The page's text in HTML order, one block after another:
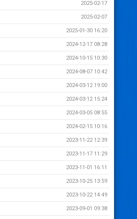
2025-02-17
2025-02-07
2025-01-30 16:20
2024-12-17 08:28
2024-10-15 10:30
2024-08-07 10:42
2024-03-12 19:00
2024-03-12 15:24
2024-03-05 08:55
2024-02-15 10:16
2023-11-22 12:39
2023-11-17 11:29
2023-11-01 16:11
2023-10-25 13:59
2023-10-22 14:49
2023-09-01 09:38